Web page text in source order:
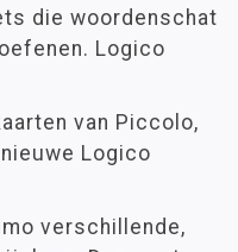
die woordenschat
Logico
van Piccolo,
Logico
verschillende,